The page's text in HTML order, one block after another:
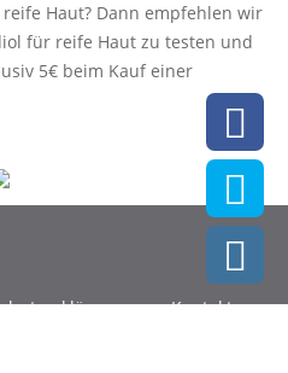
Haut? Dann empfehlen wir
für reife Haut zu testen und
5€ beim Kauf einer
Kontakt